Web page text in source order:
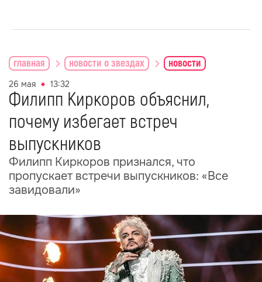
главная новости о звездах новости
26 мая 13:32
Филипп Киркоров объяснил,
почему избегает встреч
выпускников
Филипп Киркоров признался, что
пропускает встречи выпускников: «Все
завидовали»